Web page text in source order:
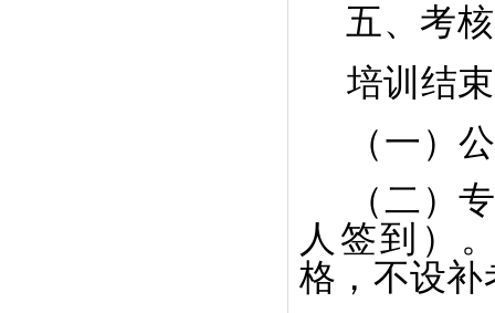
五、考
培训结
（一）
（二）
人签到）
格，不设补